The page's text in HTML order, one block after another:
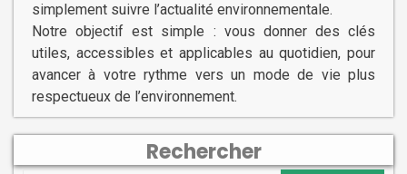
simplement suivre l’actualité environnementale.
Notre objectif est simple : vous donner des clés
utiles, accessibles et applicables au quotidien, pour
avancer à votre rythme vers un mode de vie plus
respectueux de l’environnement.
Rechercher